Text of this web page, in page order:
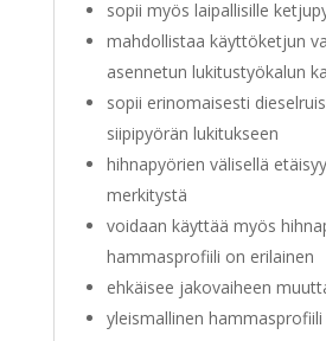
sopii myös laipallisille
mahdollistaa käyttöketjun
asennetun lukitustyökalun
sopii erinomaisesti
siipipyörän lukitukseen
hihnapyörien välisellä
merkitystä
voidaan käyttää myös
hammasprofiili on erilainen
ehkäisee jakovaiheen
yleismallinen hammasprofiili